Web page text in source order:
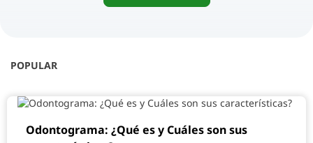
POPULAR
Odontograma: ¿Qué es y Cuáles son sus